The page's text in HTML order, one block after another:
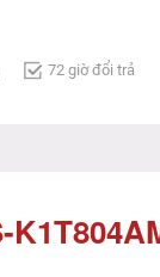
72 giờ đổi trả